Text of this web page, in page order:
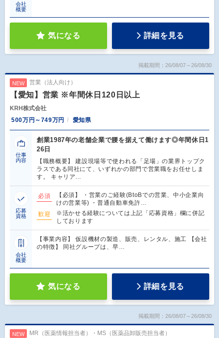
会社
概要
気になる 詳細を見る
掲載期間：26/08/07～26/08/30
NEW 営業（法人向け）
【愛知】営業 ※年間休日120日以上
KRH株式会社
500万円～749万円
愛知県
仕事
内容
創業1987年の老舗企業で腰を据えて働けます◎年間休日1
26日
【職務概要】 建設現場等で使われる「足場」の業界トップク
ラスである同社にて、いずれかの部門で営業職をお任せしま
す。 キャリア…
応募
資格
必須
【必須】 ・営業のご経験(BtoBでの営業、中小企業向
けの営業等) ・普通自動車免許…
歓迎
※活かせる経験については上記「応募資格」欄に併記
しております
会社
概要
【事業内容】 仮設機材の製造、販売、レンタル、施工 【会社
の特徴】 同社グループは、早…
気になる 詳細を見る
掲載期間：26/08/07～26/08/30
NEW MR（医薬情報担当者）・MS（医薬品卸販売担当者）